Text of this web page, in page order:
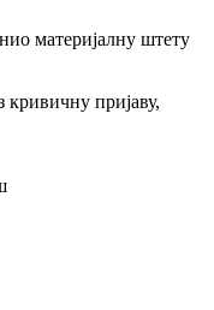
материјалну штету
кривичну пријаву,